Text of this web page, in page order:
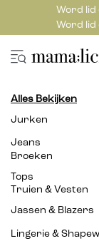
Word lid
Word lid
Alles Bekijken
Jurken
Jeans
Broeken
Tops
Truien & Vesten
Jassen & Blazers
Lingerie &